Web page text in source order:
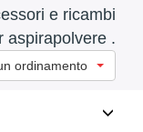
e ricambi
aspirapolvere .
ordinamento